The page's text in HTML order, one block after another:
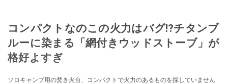
コンパクトなのこの火力はバグ⁉チタンブ
ルーに染まる「網付きウッドストーブ」が
格好よすぎ
ソロキャンプ用の焚き火台、コンパクトで火力のあるものを探していません